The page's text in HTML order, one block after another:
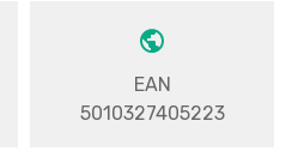
EAN
5010327405223